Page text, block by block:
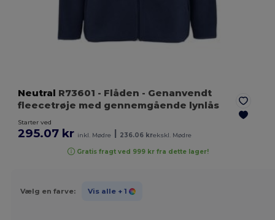
Neutral R73601 - Flåden - Genanvendt
fleecetrøje med gennemgående lynlås
Starter ved
295.07 kr inkl. Mødre 236.06 krekskl. Mødre
Gratis fragt ved 999 kr fra dette lager!
Vælg en farve: Vis alle + 1